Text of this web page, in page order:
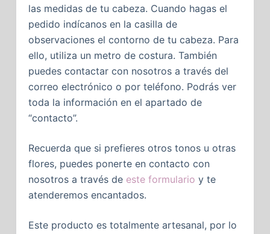
las medidas de tu cabeza. Cuando hagas el
pedido indícanos en la casilla de
observaciones el contorno de tu cabeza. Para
ello, utiliza un metro de costura. También
puedes contactar con nosotros a través del
correo electrónico o por teléfono. Podrás ver
toda la información en el apartado de
“contacto”.
Recuerda que si prefieres otros tonos u otras
flores, puedes ponerte en contacto con
nosotros a través de este formulario y te
atenderemos encantados.
Este producto es totalmente artesanal, por lo